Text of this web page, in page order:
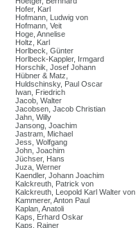
Hofer, Karl
Hofmann, Ludwig von
Hofmann, Veit
Hoge, Annelise
Holtz, Karl
Horlbeck, Günter
Horlbeck-Kappler, Irmgard
Horschik, Josef Johann
Hübner & Matz,
Huldschinsky, Paul Oscar
Iwan, Friedrich
Jacob, Walter
Jacobsen, Jacob Christian
Jahn, Willy
Jansong, Joachim
Jastram, Michael
Jess, Wolfgang
John, Joachim
Jüchser, Hans
Juza, Werner
Kaendler, Johann Joachim
Kalckreuth, Patrick von
Kalckreuth, Leopold Karl Walter von
Kammerer, Anton Paul
Kaplan, Anatoli
Kaps, Erhard Oskar
Kaps, Rainer